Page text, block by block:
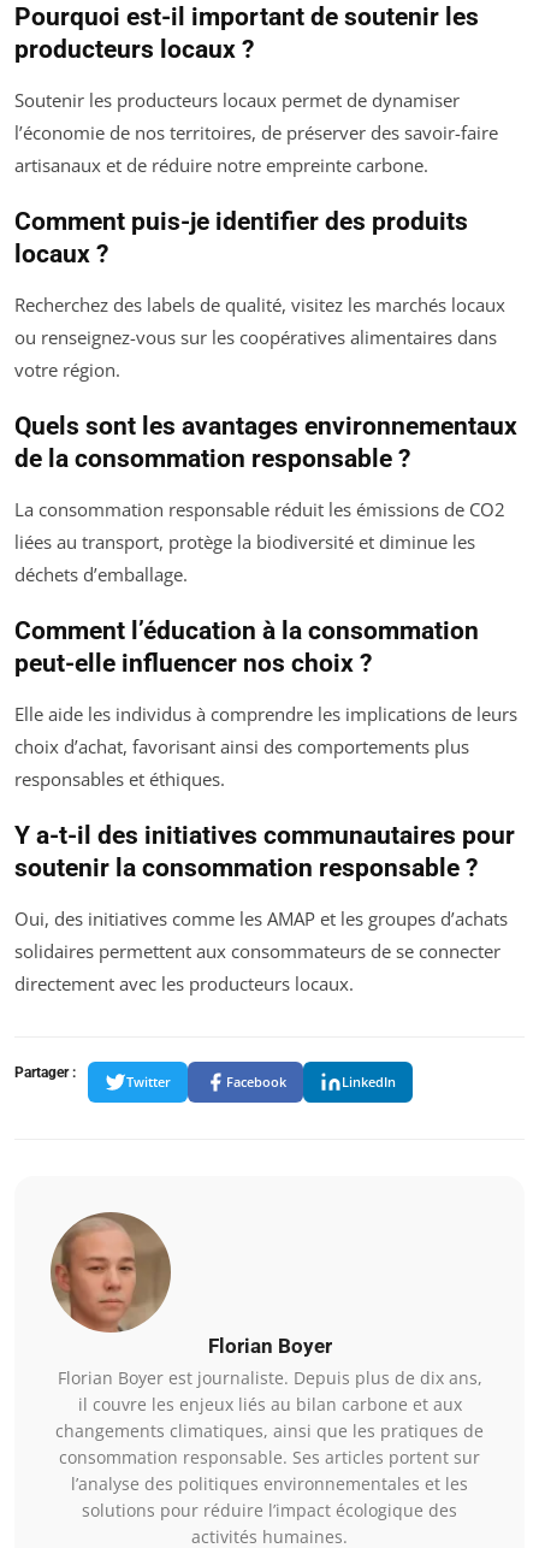
Pourquoi est-il important de soutenir les
producteurs locaux ?
Soutenir les producteurs locaux permet de dynamiser
l’économie de nos territoires, de préserver des savoir-faire
artisanaux et de réduire notre empreinte carbone.
Comment puis-je identifier des produits
locaux ?
Recherchez des labels de qualité, visitez les marchés locaux
ou renseignez-vous sur les coopératives alimentaires dans
votre région.
Quels sont les avantages environnementaux
de la consommation responsable ?
La consommation responsable réduit les émissions de CO2
liées au transport, protège la biodiversité et diminue les
déchets d’emballage.
Comment l’éducation à la consommation
peut-elle influencer nos choix ?
Elle aide les individus à comprendre les implications de leurs
choix d’achat, favorisant ainsi des comportements plus
responsables et éthiques.
Y a-t-il des initiatives communautaires pour
soutenir la consommation responsable ?
Oui, des initiatives comme les AMAP et les groupes d’achats
solidaires permettent aux consommateurs de se connecter
directement avec les producteurs locaux.
Partager :
Twitter Facebook LinkedIn
Florian Boyer
Florian Boyer est journaliste. Depuis plus de dix ans,
il couvre les enjeux liés au bilan carbone et aux
changements climatiques, ainsi que les pratiques de
consommation responsable. Ses articles portent sur
l’analyse des politiques environnementales et les
solutions pour réduire l’impact écologique des
activités humaines.